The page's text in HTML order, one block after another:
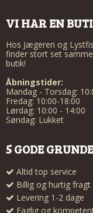
VI HAR EN
Hos Jægeren og
finder stort set
butik!
Åbningstider:
Mandag - Torsdag:
Fredag: 10:00-18:00
Lørdag: 10:00 - 14:00
Søndag: Lukket
5 GODE GRUNDE
Altid top service
Billig og hurtig fragt
Levering 1-2 dage
Faglig og